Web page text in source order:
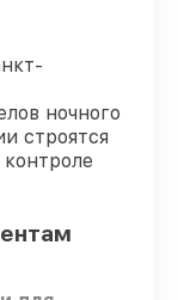
ночного
строятся